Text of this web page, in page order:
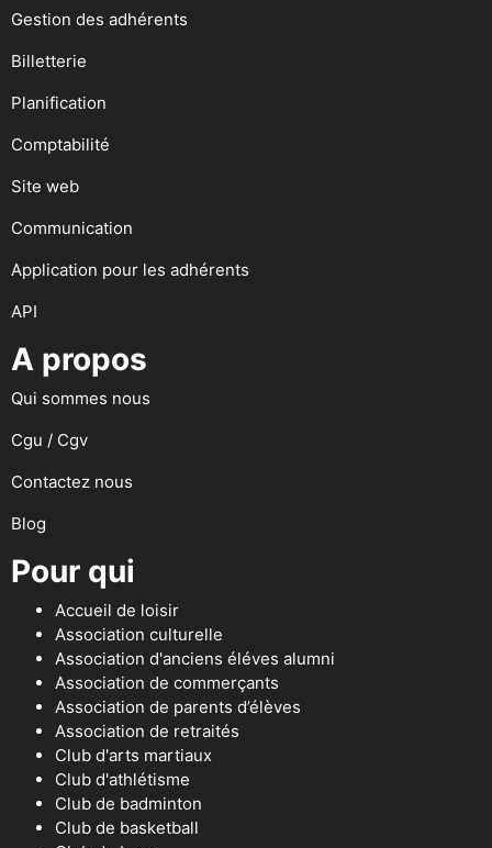
Gestion des adhérents
Billetterie
Planification
Comptabilité
Site web
Communication
Application pour les adhérents
API
A propos
Qui sommes nous
Cgu / Cgv
Contactez nous
Blog
Pour qui
Accueil de loisir
Association culturelle
Association d'anciens éléves alumni
Association de commerçants
Association de parents d’élèves
Association de retraités
Club d'arts martiaux
Club d'athlétisme
Club de badminton
Club de basketball